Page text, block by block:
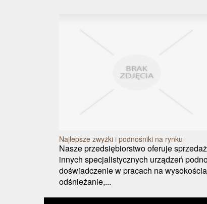
Najlepsze zwyżki i podnośniki na rynku
Nasze przedsiębiorstwo oferuje
innych specjalistycznych urządzeń
doświadczenie w pracach na
odśnieżanie,...